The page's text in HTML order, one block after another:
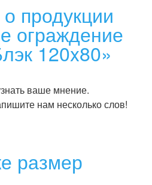
продукции
ограждение
120x80»
ваше мнение.
нам несколько слов!
размер